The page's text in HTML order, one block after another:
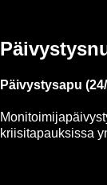
Päi­vys­tys­a­pu
krii­si­ta­pauk­sis­sa